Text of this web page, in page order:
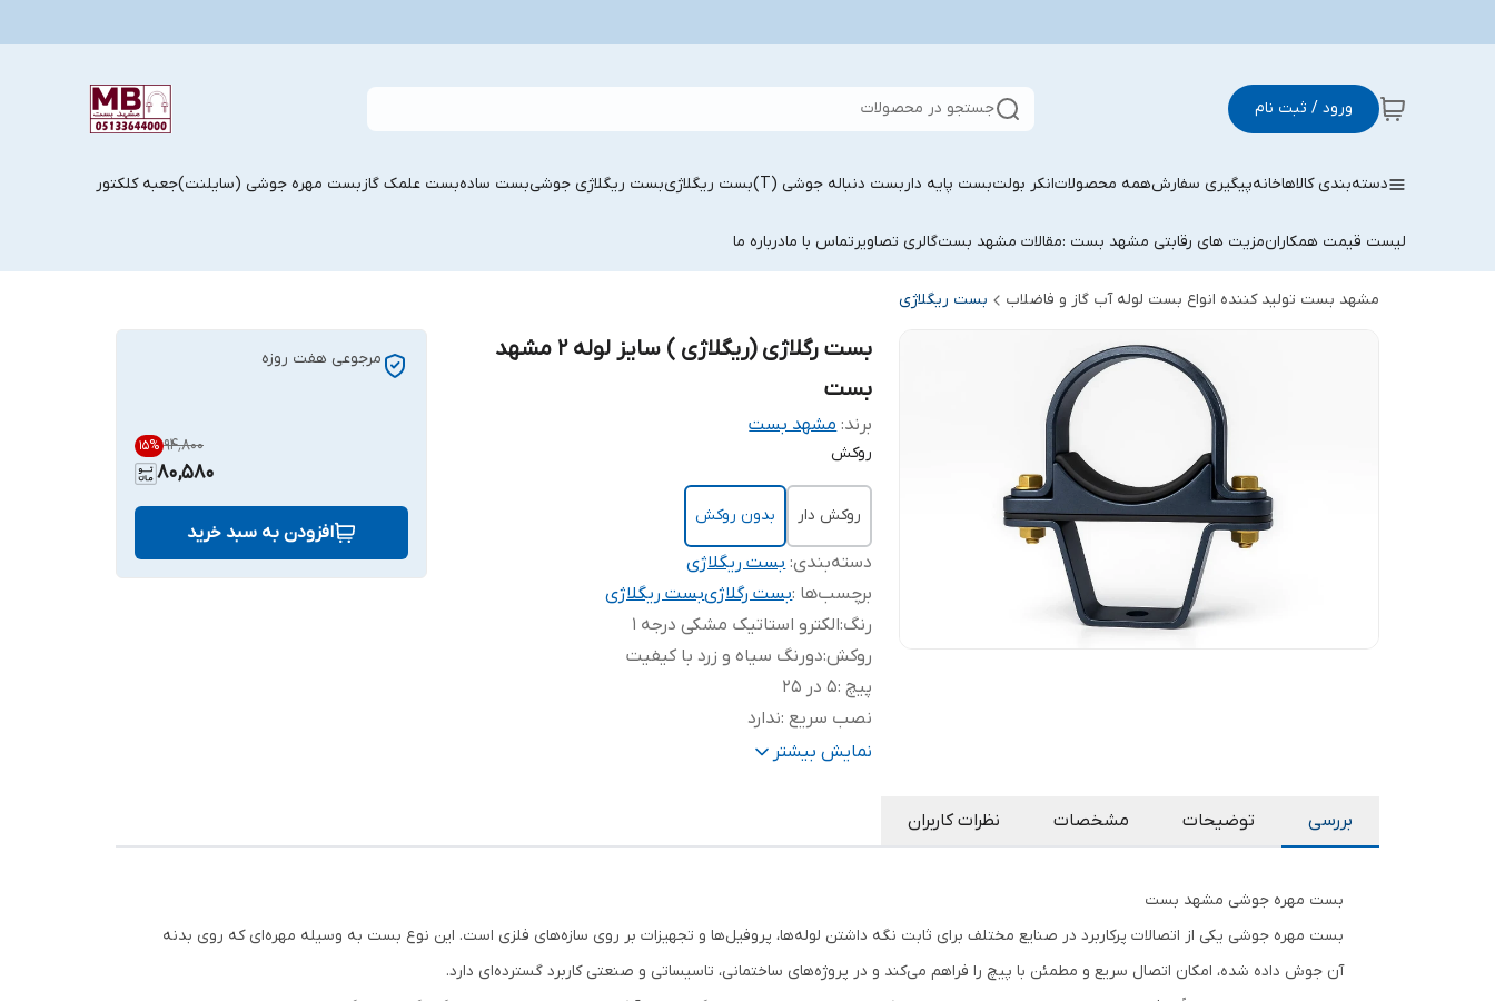
ورود / ثبت نام جستجو در محصولات
دسته‌بندی کالاهاخانهپیگیری سفارشهمه محصولاتانکر بولتبست پایه داربست دنباله جوشی (T) بست ریگلاژیبست ریگلاژی جوشیبست سادهبست علمک گازبست مهره جوشی (سایلنت)جعبه کلکتور
لیست قیمت همکارانمزیت های رقابتی مشهد بست :مقالات مشهد بستگالری تصاویرتماس با مادرباره ما
مشهد بست تولید کننده انواع بست لوله آب گاز و فاضلاب بست ریگلاژی
بست رگلاژی (ریگلاژی ) سایز لوله 2 مشهد
بست
برند: مشهد بست
روکش
روکش دار بدون روکش
دسته‌بندی:بست ریگلاژی
برچسب‌ها :بست رگلاژیبست ریگلاژی
رنگ:الکترو استاتیک مشکی درجه 1
روکش:دورنگ سیاه و زرد با کیفیت
پیچ :5 در 25
نصب سریع :ندارد
ورق قوی 2 :2 میلیمتر قوی
نمایش بیشتر
مرجوعی هفت روزه
۹۴٬۸۰۰ 15%
80,580
افزودن به سبد خرید
بررسی توضیحات مشخصات نظرات کاربران
بست مهره جوشی مشهد بست
بست مهره جوشی یکی از اتصالات پرکاربرد در صنایع مختلف برای ثابت نگه داشتن لوله‌ها، پروفیل‌ها و تجهیزات بر روی سازه‌های فلزی است. این نوع بست به وسیله مهره‌ای که روی بدنه
آن جوش داده شده، امکان اتصال سریع و مطمئن با پیچ را فراهم می‌کند و در پروژه‌های ساختمانی، تاسیساتی و صنعتی کاربرد گسترده‌ای دارد.